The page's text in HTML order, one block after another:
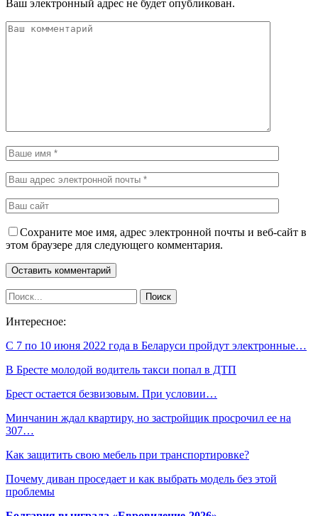
Ваш электронный адрес не будет опубликован.
Сохраните мое имя, адрес электронной почты и веб-сайт в
этом браузере для следующего комментария.
Интересное:
С 7 по 10 июня 2022 года в Беларуси пройдут электронные…
В Бресте молодой водитель такси попал в ДТП
Брест остается безвизовым. При условии…
Минчанин ждал квартиру, но застройщик просрочил ее на
307…
Как защитить свою мебель при транспортировке?
Почему диван проседает и как выбрать модель без этой
проблемы